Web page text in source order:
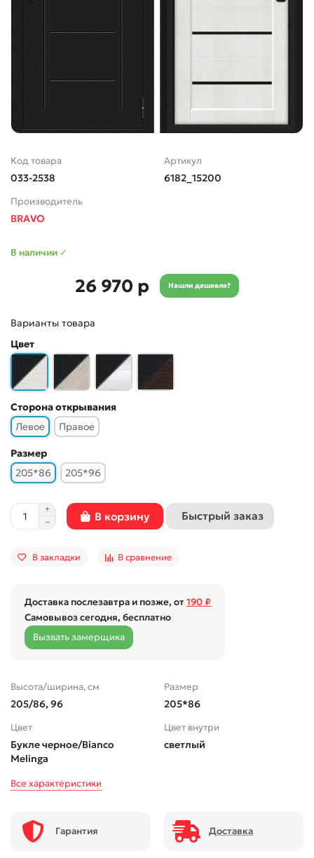
Код товара
033-2538
Артикул
6182_15200
Производитель
BRAVO
В наличии ✓
26 970 р Нашли дешевле?
Варианты товара
Цвет
Сторона открывания
Левое
Правое
Размер
205*86
205*96
В корзину Быстрый заказ
В закладки В сравнение
Доставка послезавтра и позже, от190 ₽
Самовывоз сегодня, бесплатно
Вызвать замерщика
Высота/ширина, см
205/86, 96
Размер
205*86
Цвет
Букле черное/Bianco
Melinga
Цвет внутри
светлый
Все характеристики
Гарантия Доставка